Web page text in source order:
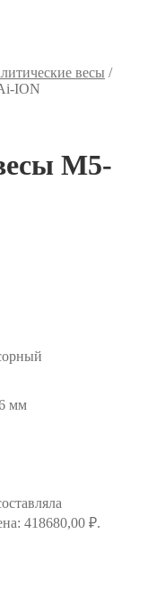
весы /
ION
M5-
мм
418680,00 ₽.